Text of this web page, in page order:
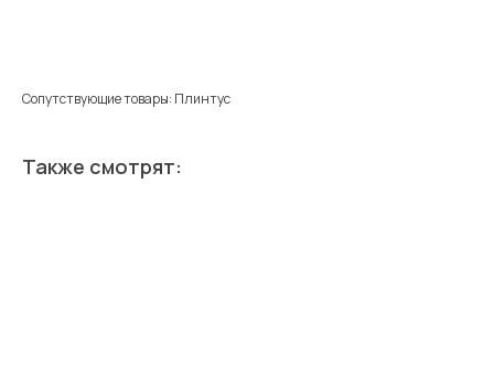
Сопутствующие товары: Плинтус
Также смотрят: